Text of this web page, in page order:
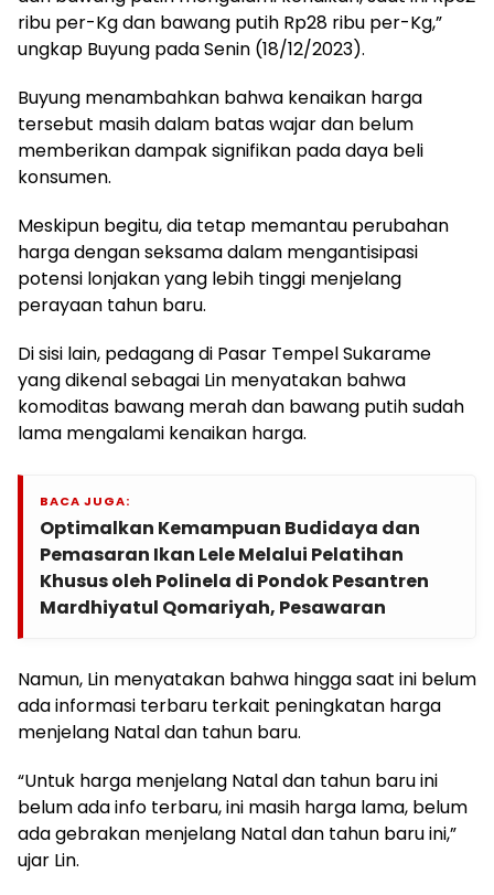
ribu per-Kg dan bawang putih Rp28 ribu per-Kg,”
ungkap Buyung pada Senin (18/12/2023).
Buyung menambahkan bahwa kenaikan harga
tersebut masih dalam batas wajar dan belum
memberikan dampak signifikan pada daya beli
konsumen.
Meskipun begitu, dia tetap memantau perubahan
harga dengan seksama dalam mengantisipasi
potensi lonjakan yang lebih tinggi menjelang
perayaan tahun baru.
Di sisi lain, pedagang di Pasar Tempel Sukarame
yang dikenal sebagai Lin menyatakan bahwa
komoditas bawang merah dan bawang putih sudah
lama mengalami kenaikan harga.
BACA JUGA:
Optimalkan Kemampuan Budidaya dan
Pemasaran Ikan Lele Melalui Pelatihan
Khusus oleh Polinela di Pondok Pesantren
Mardhiyatul Qomariyah, Pesawaran
Namun, Lin menyatakan bahwa hingga saat ini belum
ada informasi terbaru terkait peningkatan harga
menjelang Natal dan tahun baru.
“Untuk harga menjelang Natal dan tahun baru ini
belum ada info terbaru, ini masih harga lama, belum
ada gebrakan menjelang Natal dan tahun baru ini,”
ujar Lin.